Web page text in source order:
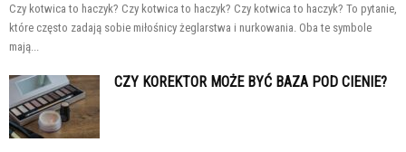
Czy kotwica to haczyk? Czy kotwica to haczyk? Czy kotwica to haczyk? To pytanie,
które często zadają sobie miłośnicy żeglarstwa i nurkowania. Oba te symbole
mają...
CZY KOREKTOR MOŻE BYĆ BAZA POD CIENIE?